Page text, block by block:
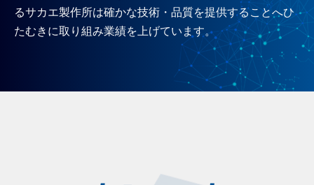
るサカエ製作所は確かな技術・品質を提供することへひ
たむきに取り組み業績を上げています。